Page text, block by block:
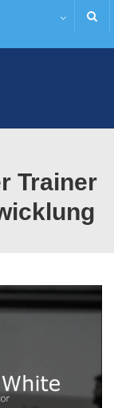
Trainer